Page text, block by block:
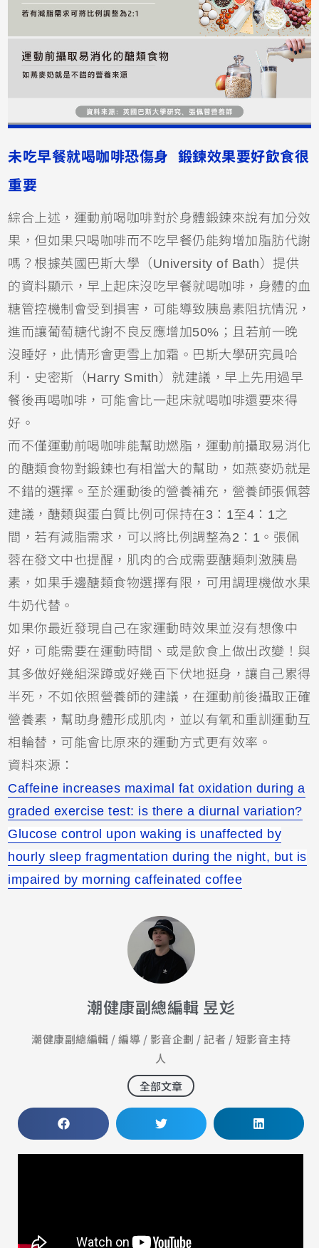
未吃早餐就喝咖啡恐傷身 鍛鍊效果要好飲食很
重要
綜合上述，運動前喝咖啡對於身體鍛鍊來說有加分效
果，但如果只喝咖啡而不吃早餐仍能夠增加脂肪代謝
嗎？根據英國巴斯大學（University of Bath）提供
的資料顯示，早上起床沒吃早餐就喝咖啡，身體的血
糖管控機制會受到損害，可能導致胰島素阻抗情況，
進而讓葡萄糖代謝不良反應增加50%；且若前一晚
沒睡好，此情形會更雪上加霜。巴斯大學研究員哈
利．史密斯（Harry Smith）就建議，早上先用過早
餐後再喝咖啡，可能會比一起床就喝咖啡還要來得
好。
而不僅運動前喝咖啡能幫助燃脂，運動前攝取易消化
的醣類食物對鍛鍊也有相當大的幫助，如燕麥奶就是
不錯的選擇。至於運動後的營養補充，營養師張佩蓉
建議，醣類與蛋白質比例可保持在3：1至4：1之
間，若有減脂需求，可以將比例調整為2：1。張佩
蓉在發文中也提醒，肌肉的合成需要醣類刺激胰島
素，如果手邊醣類食物選擇有限，可用調理機做水果
牛奶代替。
如果你最近發現自己在家運動時效果並沒有想像中
好，可能需要在運動時間、或是飲食上做出改變！與
其多做好幾組深蹲或好幾百下伏地挺身，讓自己累得
半死，不如依照營養師的建議，在運動前後攝取正確
營養素，幫助身體形成肌肉，並以有氧和重訓運動互
相輪替，可能會比原來的運動方式更有效率。
資料來源：
Caffeine increases maximal fat oxidation during a
graded exercise test: is there a diurnal variation?
Glucose control upon waking is unaffected by
hourly sleep fragmentation during the night, but is
impaired by morning caffeinated coffee
潮健康副總編輯 昱彣
潮健康副總編輯 / 編導 / 影音企劃 / 記者 / 短影音主持
人
全部文章